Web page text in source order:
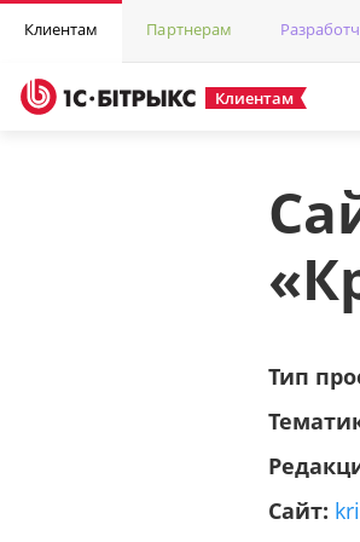
Клиентам Партнерам
Клиентам
Тип
Сайт: